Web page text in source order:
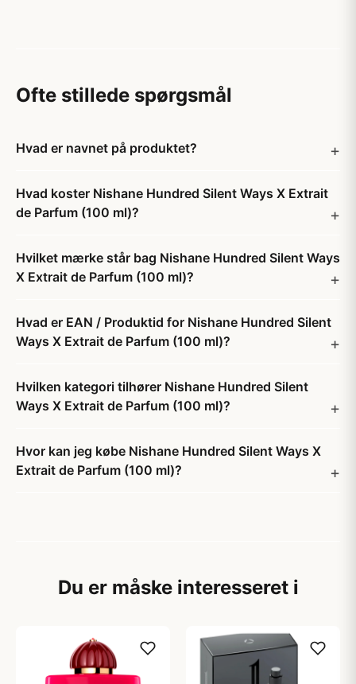
Ofte stillede spørgsmål
Hvad er navnet på produktet?
Hvad koster Nishane Hundred Silent Ways X Extrait
de Parfum (100 ml)?
Hvilket mærke står bag Nishane Hundred Silent Ways
X Extrait de Parfum (100 ml)?
Hvad er EAN / Produktid for Nishane Hundred Silent
Ways X Extrait de Parfum (100 ml)?
Hvilken kategori tilhører Nishane Hundred Silent
Ways X Extrait de Parfum (100 ml)?
Hvor kan jeg købe Nishane Hundred Silent Ways X
Extrait de Parfum (100 ml)?
Du er måske interesseret i